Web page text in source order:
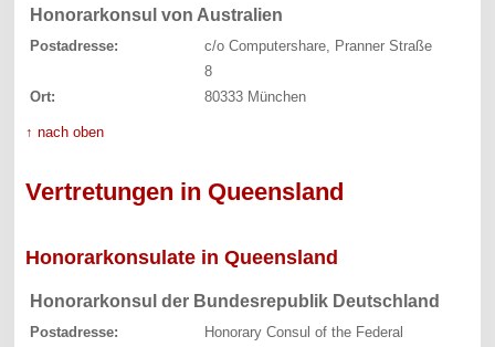
Honorarkonsul von Australien
Postadresse:
c/o Computershare, Pranner Straße
8
Ort:
80333 München
↑ nach oben
Vertretungen in Queensland
Honorarkonsulate in Queensland
Honorarkonsul der Bundesrepublik Deutschland
Postadresse: Honorary Consul of the Federal